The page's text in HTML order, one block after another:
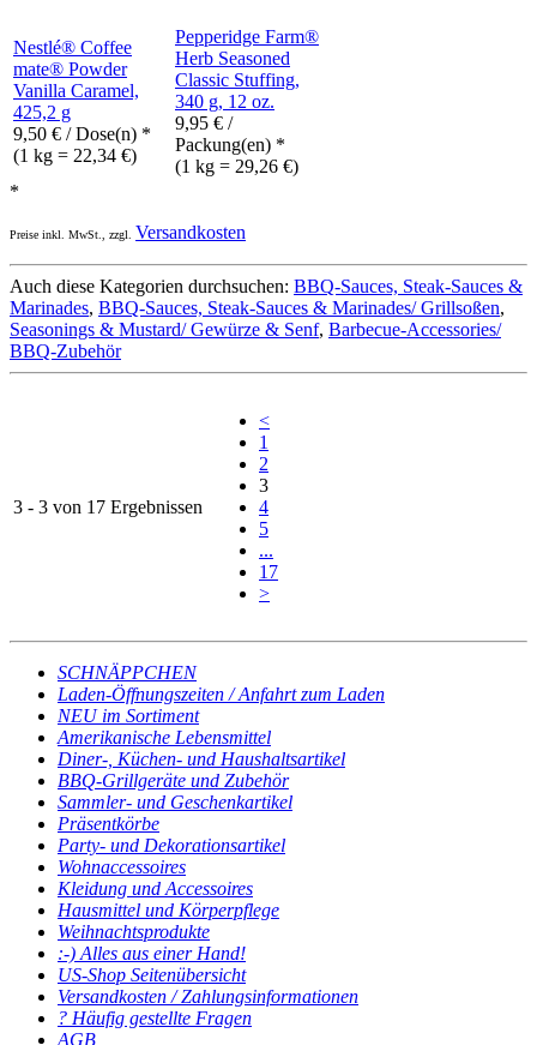
Nestlé® Coffee
mate® Powder
Vanilla Caramel,
425,2 g
9,50 € / Dose(n) *
(1 kg = 22,34 €)
Pepperidge Farm®
Herb Seasoned
Classic Stuffing,
340 g, 12 oz.
9,95 € /
Packung(en) *
(1 kg = 29,26 €)
*
Preise inkl. MwSt., zzgl. Versandkosten
Auch diese Kategorien durchsuchen: BBQ-Sauces, Steak-Sauces &
Marinades, BBQ-Sauces, Steak-Sauces & Marinades/ Grillsoßen,
Seasonings & Mustard/ Gewürze & Senf, Barbecue-Accessories/
BBQ-Zubehör
3 - 3 von 17 Ergebnissen
<
1
2
3
4
5
...
17
>
SCHNÄPPCHEN
Laden-Öffnungszeiten / Anfahrt zum Laden
NEU im Sortiment
Amerikanische Lebensmittel
Diner-, Küchen- und Haushaltsartikel
BBQ-Grillgeräte und Zubehör
Sammler- und Geschenkartikel
Präsentkörbe
Party- und Dekorationsartikel
Wohnaccessoires
Kleidung und Accessoires
Hausmittel und Körperpflege
Weihnachtsprodukte
:-) Alles aus einer Hand!
US-Shop Seitenübersicht
Versandkosten / Zahlungsinformationen
? Häufig gestellte Fragen
AGB